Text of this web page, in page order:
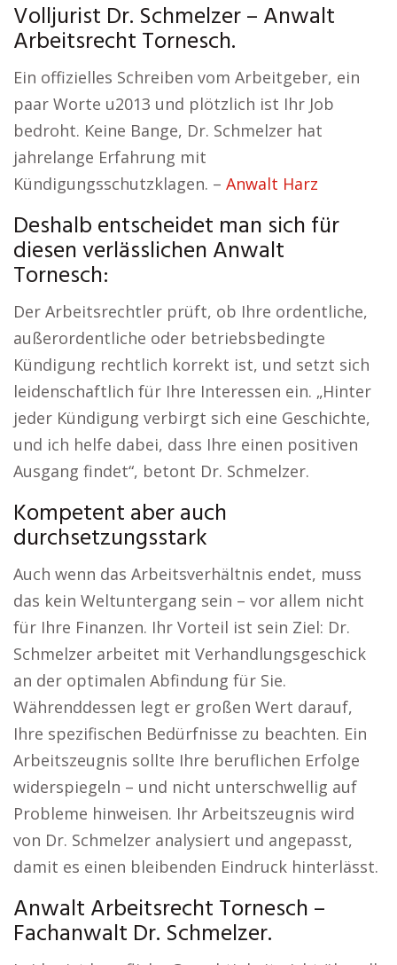
Volljurist Dr. Schmelzer – Anwalt
Arbeitsrecht Tornesch.
Ein offizielles Schreiben vom Arbeitgeber, ein
paar Worte u2013 und plötzlich ist Ihr Job
bedroht. Keine Bange, Dr. Schmelzer hat
jahrelange Erfahrung mit
Kündigungsschutzklagen. – Anwalt Harz
Deshalb entscheidet man sich für
diesen verlässlichen Anwalt
Tornesch:
Der Arbeitsrechtler prüft, ob Ihre ordentliche,
außerordentliche oder betriebsbedingte
Kündigung rechtlich korrekt ist, und setzt sich
leidenschaftlich für Ihre Interessen ein. „Hinter
jeder Kündigung verbirgt sich eine Geschichte,
und ich helfe dabei, dass Ihre einen positiven
Ausgang findet“, betont Dr. Schmelzer.
Kompetent aber auch
durchsetzungsstark
Auch wenn das Arbeitsverhältnis endet, muss
das kein Weltuntergang sein – vor allem nicht
für Ihre Finanzen. Ihr Vorteil ist sein Ziel: Dr.
Schmelzer arbeitet mit Verhandlungsgeschick
an der optimalen Abfindung für Sie.
Währenddessen legt er großen Wert darauf,
Ihre spezifischen Bedürfnisse zu beachten. Ein
Arbeitszeugnis sollte Ihre beruflichen Erfolge
widerspiegeln – und nicht unterschwellig auf
Probleme hinweisen. Ihr Arbeitszeugnis wird
von Dr. Schmelzer analysiert und angepasst,
damit es einen bleibenden Eindruck hinterlässt.
Anwalt Arbeitsrecht Tornesch –
Fachanwalt Dr. Schmelzer.